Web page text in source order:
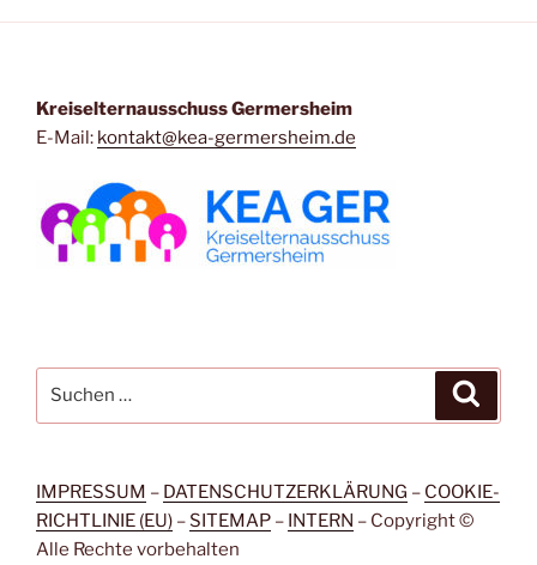
Kreiselternausschuss Germersheim
E-Mail: kontakt@kea-germersheim.de
nach:
IMPRESSUM – DATENSCHUTZERKLÄRUNG – COOKIE-
RICHTLINIE (EU) – SITEMAP – INTERN – Copyright ©
Alle Rechte vorbehalten